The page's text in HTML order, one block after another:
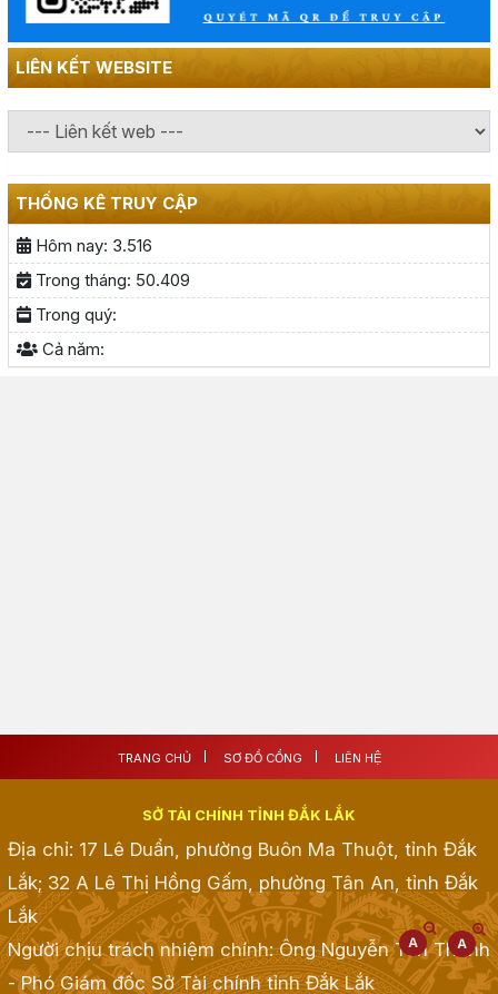
LIÊN KẾT WEBSITE
THỐNG KÊ TRUY CẬP
Hôm nay: 3.516
Trong tháng: 50.409
Trong quý:
Cả năm:
TRANG CHỦ SƠ ĐỒ CỔNG LIÊN HỆ
SỞ TÀI CHÍNH TỈNH ĐẮK LẮK
Địa chỉ: 17 Lê Duẩn, phường Buôn Ma Thuột, tỉnh Đắk
Lắk; 32 A Lê Thị Hồng Gấm, phường Tân An, tỉnh Đắk
Lắk
Người chịu trách nhiệm chính: Ông Nguyễn Tấn Thành
- Phó Giám đốc Sở Tài chính tỉnh Đắk Lắk